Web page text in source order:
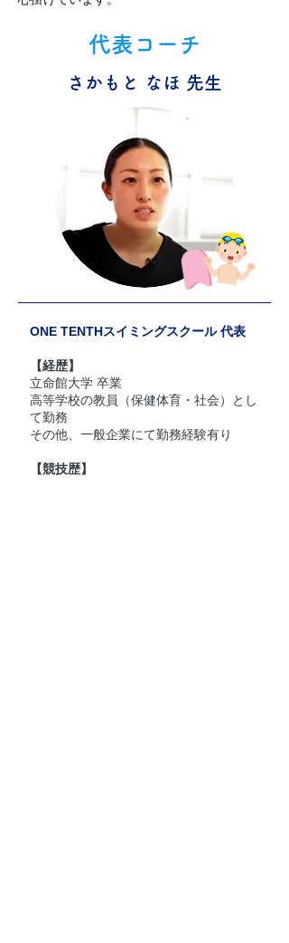
​代表コーチ
さかもと なほ 先生
ONE TENTHスイミングスクール 代表
【経歴】
立命館大学 卒業
高等学校の教員（保健体育・社会）とし
て勤務
その他、一般企業にて勤務経験有り
【競技歴】